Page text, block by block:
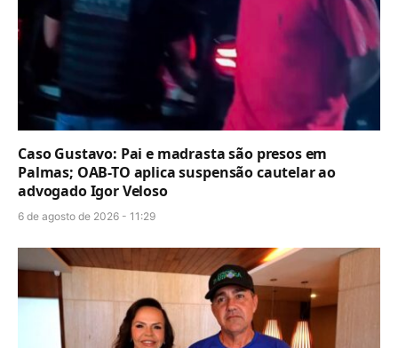
Caso Gustavo: Pai e madrasta são presos em
Palmas; OAB-TO aplica suspensão cautelar ao
advogado Igor Veloso
6 de agosto de 2026 - 11:29